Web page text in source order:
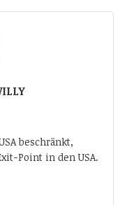
beschränkt,
Point in den USA.